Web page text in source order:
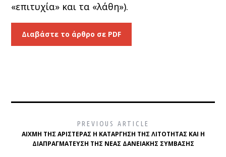
«επιτυχία» και τα «λάθη»).
Διαβάστε το άρθρο σε PDF
PREVIOUS ARTICLE
ΑΙΧΜΉ ΤΗΣ ΑΡΙΣΤΕΡΆΣ Η ΚΑΤΆΡΓΗΣΗ ΤΗΣ ΛΙΤΌΤΗΤΑΣ ΚΑΙ Η
ΔΙΑΠΡΑΓΜΆΤΕΥΣΗ ΤΗΣ ΝΈΑΣ ΔΑΝΕΙΑΚΉΣ ΣΎΜΒΑΣΗΣ